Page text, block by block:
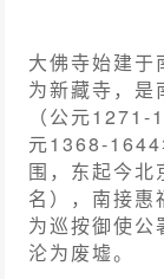
大佛寺始建
为新藏寺，是
（公元
元1368-1644
围，东起今北
名），南接惠
为巡按御使公
沦为废墟。